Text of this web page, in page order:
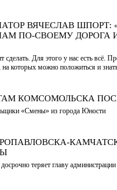
ВЯЧЕСЛАВ ШПОРТ:
ПО-СВОЕМУ ДОРОГА
Для этого у нас есть всё.
которых можно положиться и
КОМСОМОЛЬСКА
«Смены» из города Юности
теряет главу администрации